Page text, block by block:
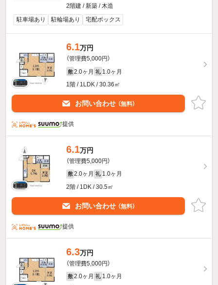
2階建 / 新築 / 木造
駐車場あり
駐輪場あり 宅配ボックス
6.1万円
（管理費5,000円）
敷 2.0ヶ月 礼 1.0ヶ月
1階 / 1LDK / 30.36㎡
お問い合わせ （無料）
提供
6.1万円
（管理費5,000円）
敷 2.0ヶ月 礼 1.0ヶ月
2階 / 1DK / 30.5㎡
お問い合わせ （無料）
提供
6.3万円
（管理費5,000円）
敷 2.0ヶ月 礼 1.0ヶ月